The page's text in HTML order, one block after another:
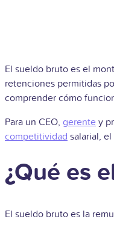
El sueldo bruto es el
retenciones permitidas
comprender cómo
Para un CEO, gerente y
competitividad salarial,
¿Qué es
El sueldo bruto es la